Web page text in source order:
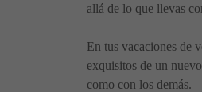
allá de lo que llevas
En tus vacaciones de
exquisitos de un
como con los demás.